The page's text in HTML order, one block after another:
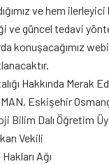
ve hem
ve güncel tedavi
konuşacağımız
Hakkında Merak
Eskişehir
Bilim Dalı Öğretim
Vekili
Ağı